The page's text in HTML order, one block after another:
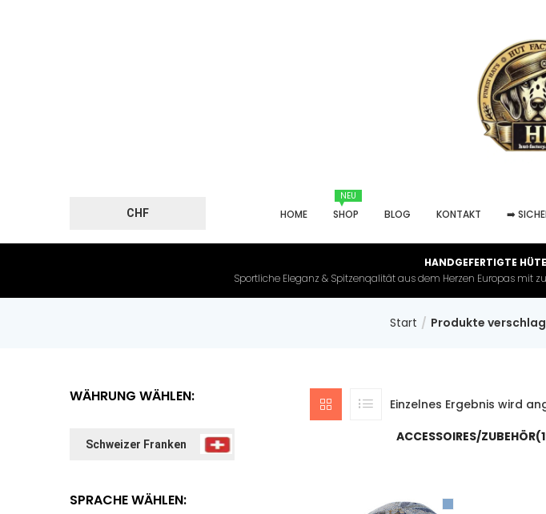
CHF HOME
NEU
SHOP BLOG KONTAKT ➡️
HANDGEFERTIGTE
Sportliche Eleganz & Spitzenqalität aus dem Herzen Europas mit
Start Produkte
Einzelnes Ergebnis wird
ACCESSOIRES/
WÄHRUNG WÄHLEN:
Schweizer Franken
SPRACHE WÄHLEN: